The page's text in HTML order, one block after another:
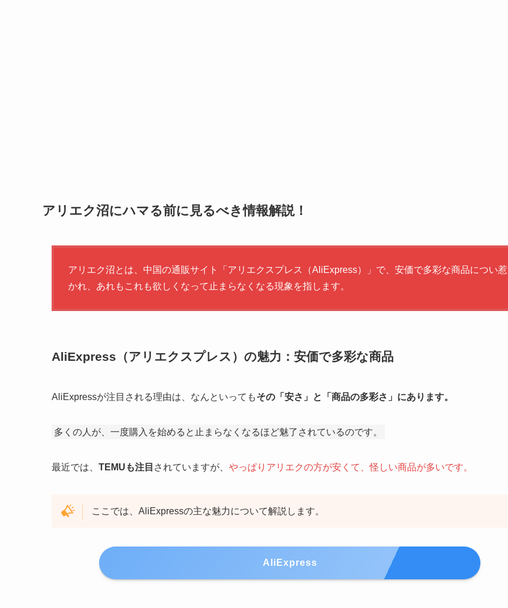
アリエク沼にハマる前に見るべき情報解説！
アリエク沼とは、中国の通販サイト「アリエクスプレス（AliExpress）」で、安価で多彩な商品につい惹
かれ、あれもこれも欲しくなって止まらなくなる現象を指します。
AliExpress（アリエクスプレス）の魅力：安価で多彩な商品
AliExpressが注目される理由は、なんといってもその「安さ」と「商品の多彩さ」にあります。
多くの人が、一度購入を始めると止まらなくなるほど魅了されているのです。
最近では、 TEMUも注目 されていますが、 やっぱりアリエクの方が安くて、怪しい商品が多いです。
ここでは、AliExpressの主な魅力について解説します。
AliExpress